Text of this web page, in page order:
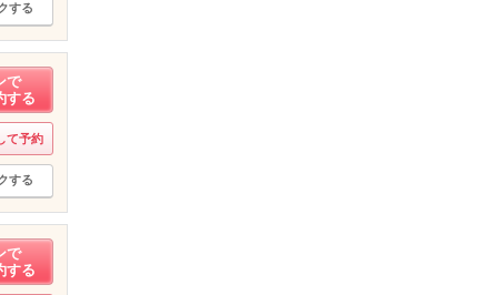
する
で
する
て予約
する
で
する